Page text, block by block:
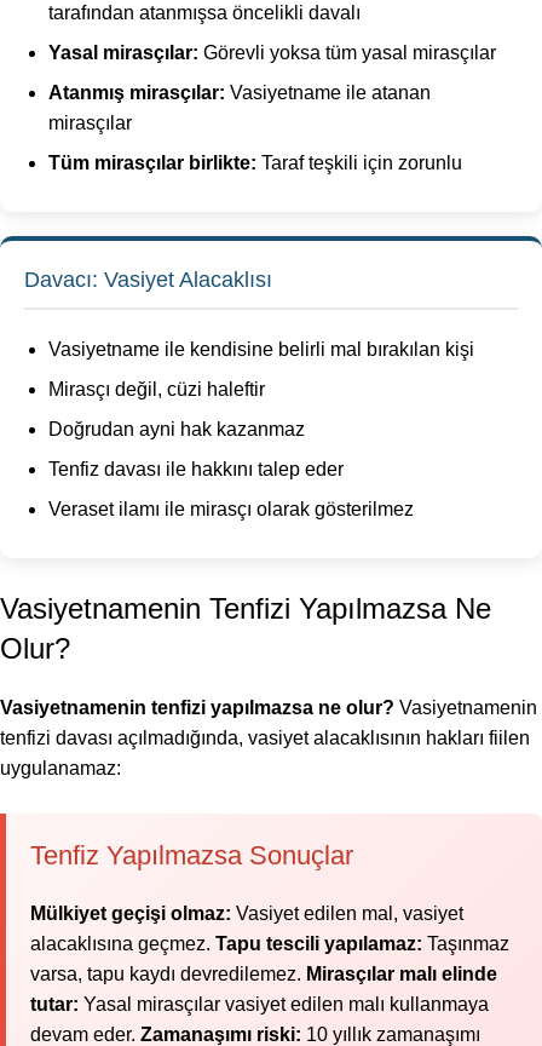
tarafından atanmışsa öncelikli davalı
Yasal mirasçılar: Görevli yoksa tüm yasal mirasçılar
Atanmış mirasçılar: Vasiyetname ile atanan
mirasçılar
Tüm mirasçılar birlikte: Taraf teşkili için zorunlu
Davacı: Vasiyet Alacaklısı
Vasiyetname ile kendisine belirli mal bırakılan kişi
Mirasçı değil, cüzi haleftir
Doğrudan ayni hak kazanmaz
Tenfiz davası ile hakkını talep eder
Veraset ilamı ile mirasçı olarak gösterilmez
Vasiyetnamenin Tenfizi Yapılmazsa Ne
Olur?
Vasiyetnamenin tenfizi yapılmazsa ne olur? Vasiyetnamenin
tenfizi davası açılmadığında, vasiyet alacaklısının hakları fiilen
uygulanamaz:
Tenfiz Yapılmazsa Sonuçlar
Mülkiyet geçişi olmaz: Vasiyet edilen mal, vasiyet
alacaklısına geçmez. Tapu tescili yapılamaz: Taşınmaz
varsa, tapu kaydı devredilemez. Mirasçılar malı elinde
tutar: Yasal mirasçılar vasiyet edilen malı kullanmaya
devam eder. Zamanaşımı riski: 10 yıllık zamanaşımı